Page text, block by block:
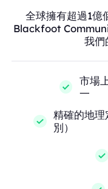
全球擁有超過1億
Blackfoot
我們
市場
一
精確的地
別）